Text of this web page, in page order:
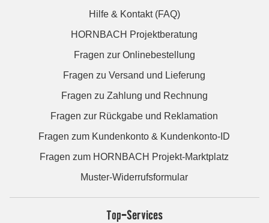
Hilfe & Kontakt (FAQ)
HORNBACH Projektberatung
Fragen zur Onlinebestellung
Fragen zu Versand und Lieferung
Fragen zu Zahlung und Rechnung
Fragen zur Rückgabe und Reklamation
Fragen zum Kundenkonto & Kundenkonto-ID
Fragen zum HORNBACH Projekt-Marktplatz
Muster-Widerrufsformular
Top-Services